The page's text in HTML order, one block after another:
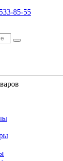
85-55